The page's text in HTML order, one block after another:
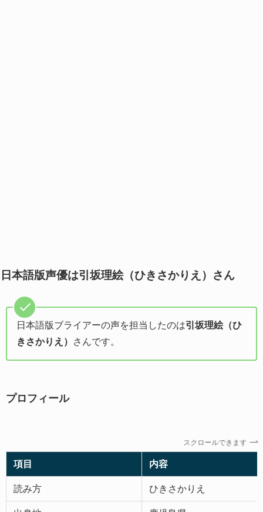
日本語版声優は引坂理絵（ひきさかりえ）さん
日本語版ブライアーの声を担当したのは引坂理絵（ひ
きさかりえ）
さんです。
プロフィール
スクロールできます
項目 内容
読み方 ひきさかりえ